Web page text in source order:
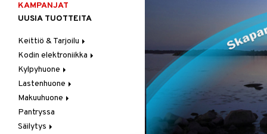
KAMPANJAT
UUSIA TUOTTEITA
Keittiö & Tarjoilu
Aterimet
Kannut & Karahvit
Keittiösäilytys
Keittiötekstiilit
Keittiövälineet
Kodinkoneet
Kodin elektroniikka
Ääni
Kylpyhuone
Kylpyhuoneen sisustus
Kylpyhuoneen tarvikkeita
Kylpyhuoneen tekstiilit
Lastenhuone
Kylpyhuoneen koristelu
Lasten huonekalut
Lasten lamput
Makuuhuone
Huovat & Saalit
Koristetyynyt
Pantryssa
Säilytys